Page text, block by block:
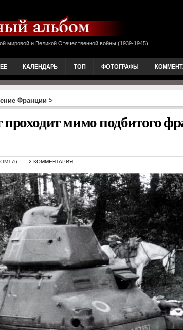
мировой и Великой Отечественной войны (1939-1945)
КАЛЕНДАРЬ ТОП ФОТОГРАФЫ
Франции >
мимо подбитого
2 КОММЕНТАРИЯ